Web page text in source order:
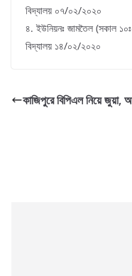
বিদ্যালয় ০৭/০২/২০২০
৪. ইউনিয়নঃ জামতৈল (সকাল
বিদ্যালয় ১৪/০২/২০২০
কাজিপুরে বিপিএল নিয়ে জুয়া,